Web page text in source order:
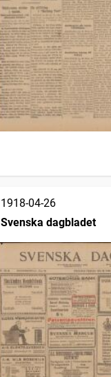
1918-04-26
Svenska dagbladet